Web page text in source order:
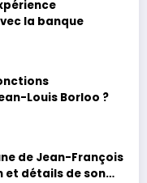
la banque
Louis Borloo ?
de Jean-François
et détails de son